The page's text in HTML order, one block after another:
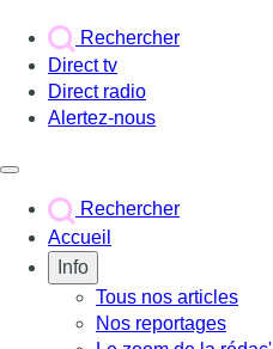
Rechercher
Direct tv
Direct radio
Alertez-nous
Rechercher
Accueil
Info
Tous nos articles
Nos reportages